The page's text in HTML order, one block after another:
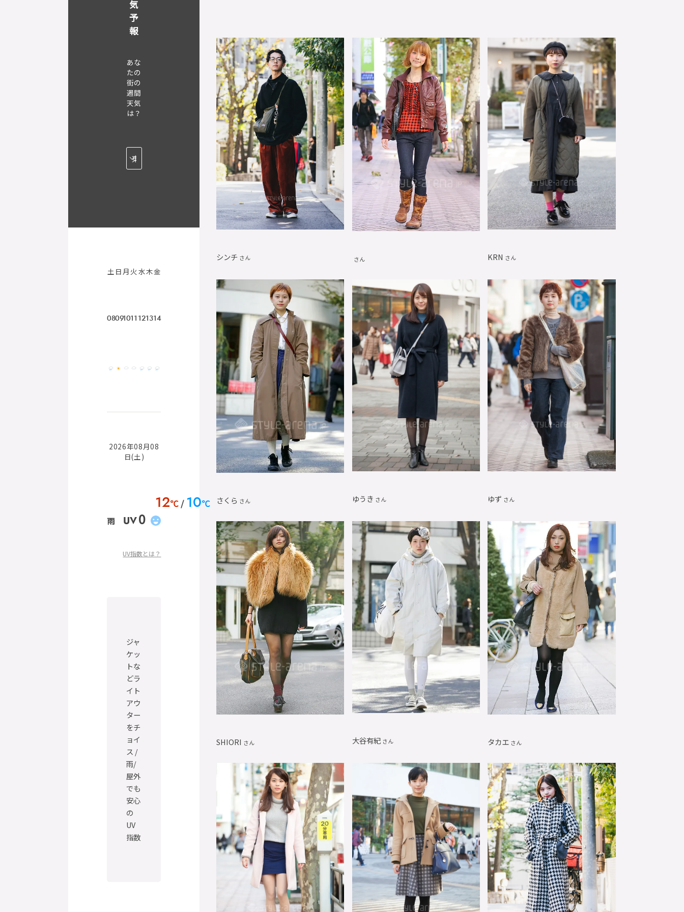
気
予
報
あな
たの
街の
週間
天気
は？
土
08
日
09
月
10
火
11
水
12
木
13
金
14
2026年08月08
日(土)
12℃ 10℃
雨 UV0
UV指数とは？
ジャ
ケッ
トな
どラ
イト
アウ
ター
をチ
ョイ
ス /
雨/
屋外
でも
安心
の
UV
指数
シンチ さん さん KRN さん
さくら さん ゆうき さん ゆず さん
SHIORI さん 大谷有紀 さん タカエ さん